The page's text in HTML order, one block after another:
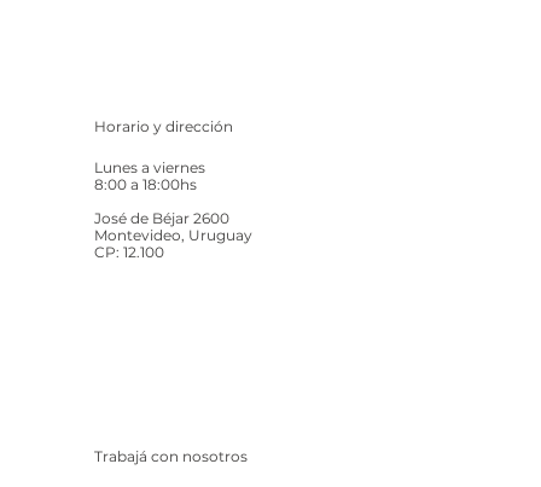
Horario y dirección
Lunes a viernes
8:00 a 18:00hs
José de Béjar 2600
Montevideo, Uruguay
CP: 12.100
Trabajá con nosotros